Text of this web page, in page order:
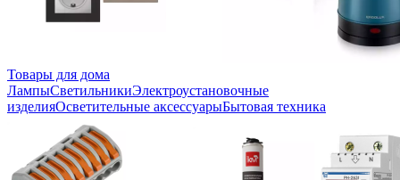
Товары для дома
ЛампыСветильникиЭлектроустановочные
изделияОсветительные аксессуарыБытовая техника